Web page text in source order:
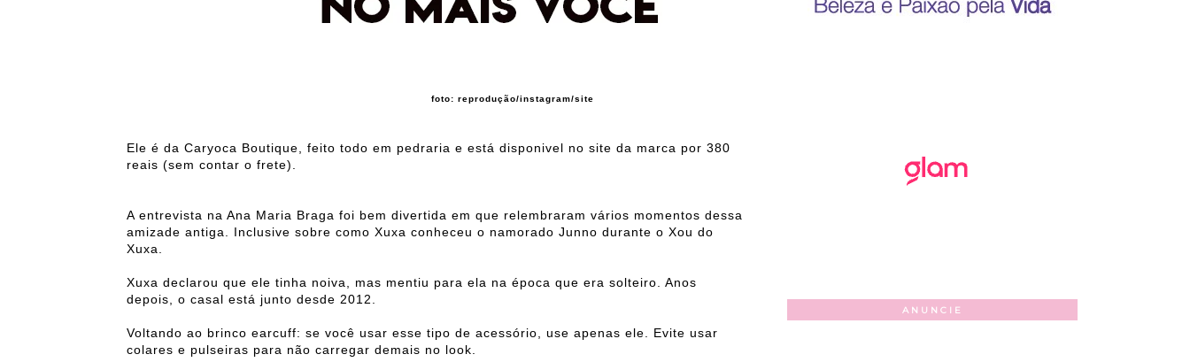
foto: reprodução/instagram/site
Ele é da Caryoca Boutique, feito todo em pedraria e está disponivel no site da marca por 380
reais (sem contar o frete).
A entrevista na Ana Maria Braga foi bem divertida em que relembraram vários momentos dessa
amizade antiga. Inclusive sobre como Xuxa conheceu o namorado Junno durante o Xou do
Xuxa.
Xuxa declarou que ele tinha noiva, mas mentiu para ela na época que era solteiro. Anos
depois, o casal está junto desde 2012.
Voltando ao brinco earcuff: se você usar esse tipo de acessório, use apenas ele. Evite usar
colares e pulseiras para não carregar demais no look.
ANUNCIE